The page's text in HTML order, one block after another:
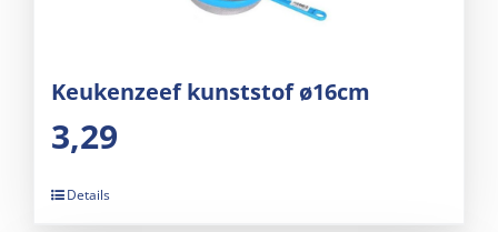
Keukenzeef kunststof ø16cm
3,29
Details